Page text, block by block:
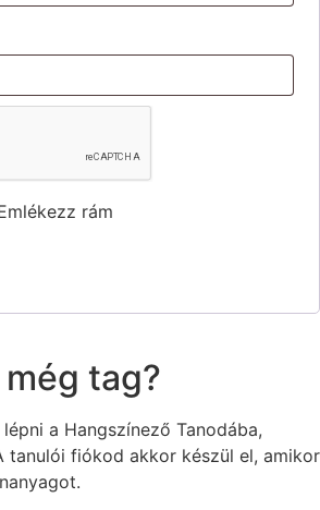
rám
tag?
a Hangszínező Tanodába,
tanulói fiókod akkor készül el, amikor